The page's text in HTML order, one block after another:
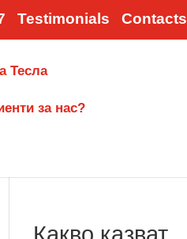
Testimonials Contacts
Тесла
за нас?
Какво казват